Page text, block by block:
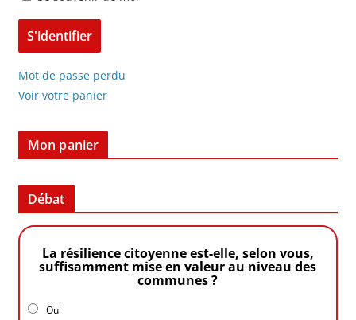
Mot de passe perdu
Voir votre panier
Mon panier
Débat
La résilience citoyenne est-elle, selon vous,
suffisamment mise en valeur au niveau des
communes ?
Oui